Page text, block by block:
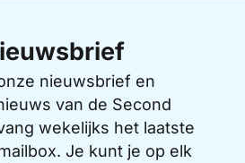
nieuwsbrief en
van de Second
wekelijks het laatste
Je kunt je op elk